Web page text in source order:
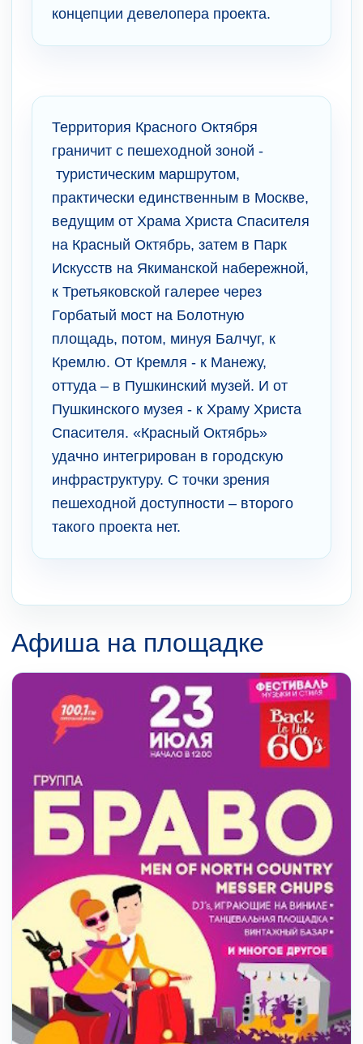
концепции девелопера проекта.
Территория Красного Октября
граничит с пешеходной зоной -
туристическим маршрутом,
практически единственным в Москве,
ведущим от Храма Христа Спасителя
на Красный Октябрь, затем в Парк
Искусств на Якиманской набережной,
к Третьяковской галерее через
Горбатый мост на Болотную
площадь, потом, минуя Балчуг, к
Кремлю. От Кремля - к Манежу,
оттуда – в Пушкинский музей. И от
Пушкинского музея - к Храму Христа
Спасителя. «Красный Октябрь»
удачно интегрирован в городскую
инфраструктуру. С точки зрения
пешеходной доступности – второго
такого проекта нет.
Афиша на площадке